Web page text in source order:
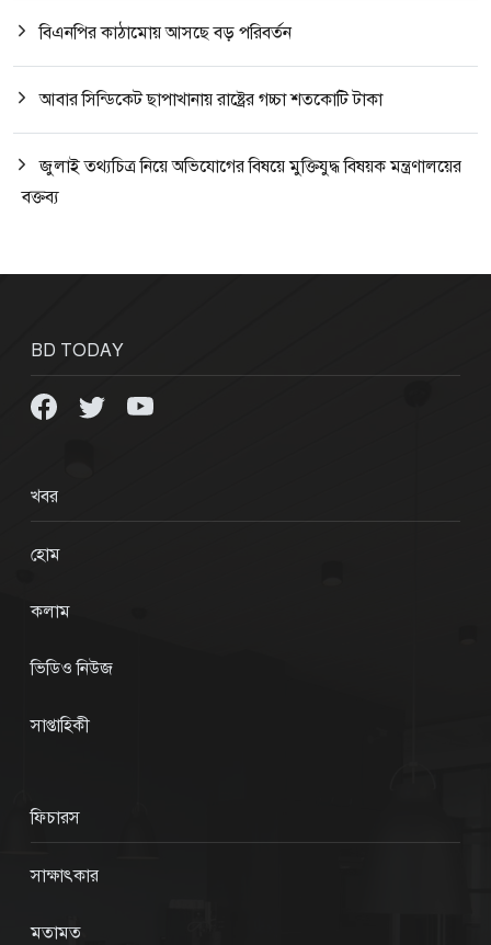
বিএনপির কাঠামোয় আসছে বড় পরিবর্তন
আবার সিন্ডিকেট ছাপাখানায় রাষ্ট্রের গচ্চা শতকোটি টাকা
জুলাই তথ্যচিত্র নিয়ে অভিযোগের বিষয়ে মুক্তিযুদ্ধ বিষয়ক মন্ত্রণালয়ের
বক্তব্য
BD TODAY
খবর
হোম
কলাম
ভিডিও নিউজ
সাপ্তাহিকী
ফিচারস
সাক্ষাৎকার
মতামত